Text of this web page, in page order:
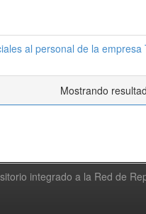
al personal de la empresa
Mostrando
integrado a la Red de